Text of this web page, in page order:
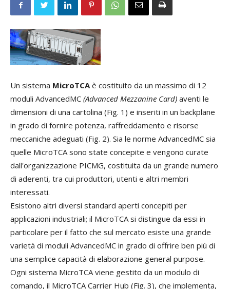
Un sistema MicroTCAè costituito da un massimo di 12
moduli AdvancedMC (Advanced Mezzanine Card) aventi le
dimensioni di una cartolina (Fig. 1) e inseriti in un backplane
in grado di fornire potenza, raffreddamento e risorse
meccaniche adeguati (Fig. 2). Sia le norme AdvancedMC sia
quelle MicroTCA sono state concepite e vengono curate
dall'organizzazione PICMG, costituita da un grande numero
di aderenti, tra cui produttori, utenti e altri membri
interessati.
Esistono altri diversi standard aperti concepiti per
applicazioni industriali; il MicroTCA si distingue da essi in
particolare per il fatto che sul mercato esiste una grande
varietà di moduli AdvancedMC in grado di offrire ben più di
una semplice capacità di elaborazione general purpose.
Ogni sistema MicroTCA viene gestito da un modulo di
comando, il MicroTCA Carrier Hub (Fig. 3), che implementa,